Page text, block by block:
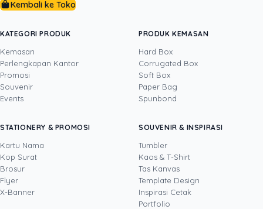
bangun reputasi profesional UKM Anda dan cetak
kami untuk mencapai hasil penjualan yang luar biasa!
DITULIS OLEH
Video Editor yang berfokus pada pembuatan
konten digital kreatif untuk media sosial dan
kebutuhan pemasaran. Di Uprint.id, ia
memproduksi video, fotografi produk, dan
konten visual seputar dunia percetakan, mulai
dari kemasan, stiker, dan banner hingga
merchandise, sambil terus mengembangkan
Kembali ke Toko
KATEGORI PRODUK
Kemasan
Perlengkapan Kantor
Promosi
Souvenir
Events
PRODUK KEMASAN
Hard Box
Corrugated Box
Soft Box
Paper Bag
Spunbond
STATIONERY & PROMOSI
Kartu Nama
Kop Surat
Brosur
Flyer
X-Banner
SOUVENIR & INSPIRASI
Tumbler
Kaos & T-Shirt
Tas Kanvas
Template Design
Inspirasi Cetak
Portfolio